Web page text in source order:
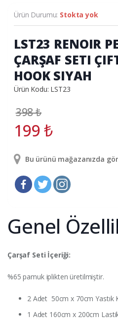
Ürün Durumu: Stokta yok
LST23 RENOIR
ÇARŞAF SETI
HOOK SIYAH
Ürün Kodu: LST23
398₺
199₺
Bu ürünü mağazanızda
Genel
Çarşaf Seti İçeriği:
%65 pamuk iplikten üretilmiştir.
2 Adet 50cm x 70cm Yastık
1 Adet 160cm x 200cm